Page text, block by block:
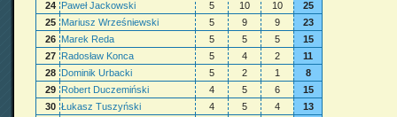
24 Paweł Jackowski 5 10 10
25
25 Mariusz Wrześniewski 5 9 9
23
26 Marek Reda 5 5 5
15
27 Radosław Konca 5 4 2
11
28 Dominik Urbacki 5 2 1
8
29 Robert Duczemiński 4 5 6
15
30 Łukasz Tuszyński 4 5 4
13